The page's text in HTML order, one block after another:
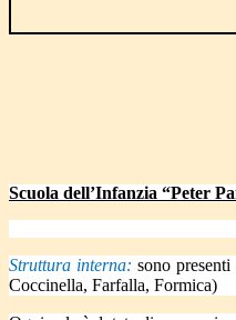
Scuola dell’Infanzia “Peter
Struttura interna: sono
Coccinella, Farfalla, Formica)